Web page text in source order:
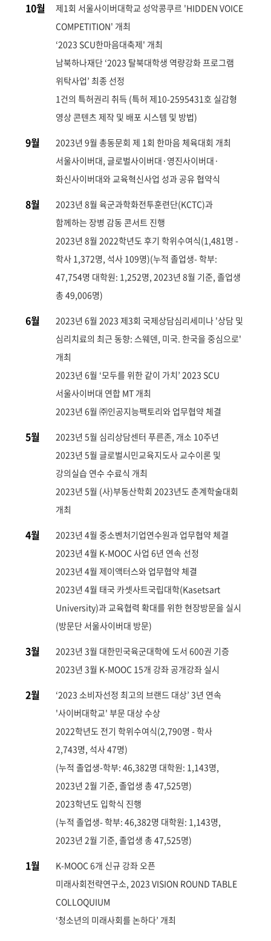
10월
제1회 서울사이버대학교 성악콩쿠르 'HIDDEN VOICE
COMPETITION' 개최
‘2023 SCU한마음대축제' 개최
남북하나재단 ‘2023 탈북대학생 역량강화 프로그램
위탁사업’ 최종 선정
1건의 특허권리 취득 (특허 제10-2595431호 실감형
영상 콘텐츠 제작 및 배포 시스템 및 방법)
9월
2023년 9월 총동문회 제 1회 한마음 체육대회 개최
서울사이버대, 글로벌사이버대·영진사이버대·
화신사이버대와 교육혁신사업 성과 공유 협약식
8월
2023년 8월 육군과학화전투훈련단(KCTC)과
함께하는 장병 감동 콘서트 진행
2023년 8월 2022학년도 후기 학위수여식(1,481명 -
학사 1,372명, 석사 109명)(누적 졸업생- 학부:
47,754명 대학원: 1,252명, 2023년 8월 기준, 졸업생
총 49,006명)
6월
2023년 6월 2023 제3회 국제상담심리세미나 '상담 및
심리치료의 최근 동향: 스웨덴, 미국. 한국을 중심으로'
개최
2023년 6월 ‘모두를 위한 같이 가치’ 2023 SCU
서울사이버대 연합 MT 개최
2023년 6월 ㈜인공지능팩토리와 업무협약 체결
5월
2023년 5월 심리상담센터 푸른존, 개소 10주년
2023년 5월 글로벌시민교육지도사 교수이론 및
강의실습 연수 수료식 개최
2023년 5월 (사)부동산학회 2023년도 춘계학술대회
개최
4월
2023년 4월 중소벤처기업연수원과 업무협약 체결
2023년 4월 K-MOOC 사업 6년 연속 선정
2023년 4월 제이액터스와 업무협약 체결
2023년 4월 태국 카셋사트국립대학(Kasetsart
University)과 교육협력 확대를 위한 현장방문을 실시
(방문단 서울사이버대 방문)
3월
2023년 3월 대한민국육군대학에 도서 600권 기증
2023년 3월 K-MOOC 15개 강좌 공개강좌 실시
2월
‘2023 소비자선정 최고의 브랜드 대상’ 3년 연속
'사이버대학교' 부문 대상 수상
2022학년도 전기 학위수여식(2,790명 - 학사
2,743명, 석사 47명)
(누적 졸업생-학부: 46,382명 대학원: 1,143명,
2023년 2월 기준, 졸업생 총 47,525명)
2023학년도 입학식 진행
(누적 졸업생- 학부: 46,382명 대학원: 1,143명,
2023년 2월 기준, 졸업생 총 47,525명)
1월
K-MOOC 6개 신규 강좌 오픈
미래사회전략연구소, 2023 VISION ROUND TABLE
COLLOQUIUM
‘청소년의 미래사회를 논하다’ 개최